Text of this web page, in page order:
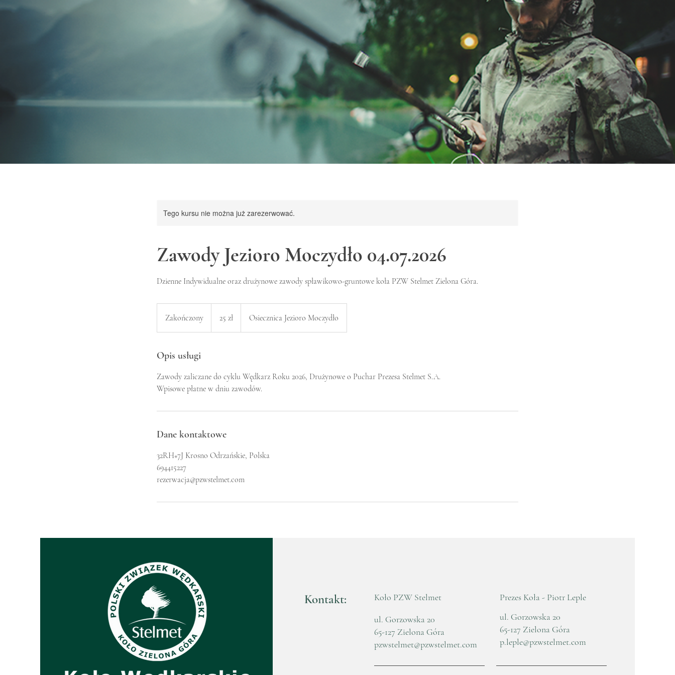
Tego kursu nie można już zarezerwować.
Zawody Jezioro Moczydło 04.07.2026
Dzienne Indywidualne oraz drużynowe zawody spławikowo-gruntowe koła PZW Stelmet Zielona Góra.
Zakończony
a
c
z
n
polskich
25 zł Osiecznica Jezioro Moczydło
Opis usługi
Zawody zaliczane do cyklu Wędkarz Roku 2026, Drużynowe o Puchar Prezesa Stelmet S.A.
Wpisowe płatne w dniu zawodów.
Dane kontaktowe
32RH+7J Krosno Odrzańskie, Polska
694415227
rezerwacja@pzwstelmet.com
Kontakt:
Koło PZW Stelmet
ul. Gorzowska 20
65-127 Zielona Góra
pzwstelmet@pzwstelmet.com
Prezes Koła - Piotr Leple
ul. Gorzowska 20
65-127 Zielona Góra
p.leple@pzwstelmet.com